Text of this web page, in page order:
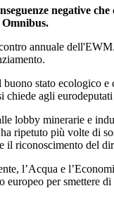
negative
annuale
stato
agli
lobby minerarie e
ripetuto più volte di
il riconoscimento del
l’Acqua e
per smettere